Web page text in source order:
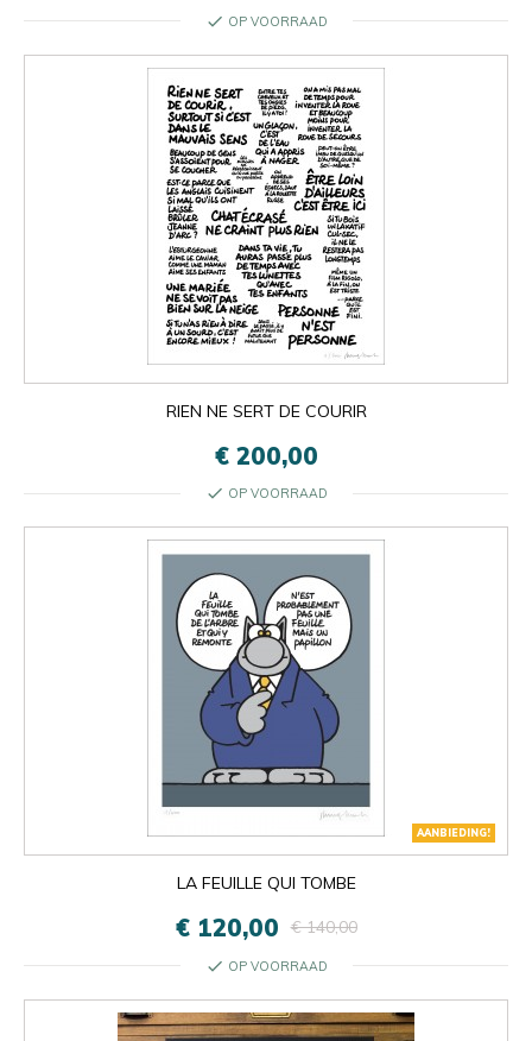
check OP VOORRAAD
RIEN NE SERT DE COURIR
€ 200,00
check OP VOORRAAD
AANBIEDING!
LA FEUILLE QUI TOMBE
€ 120,00 € 140,00
check OP VOORRAAD